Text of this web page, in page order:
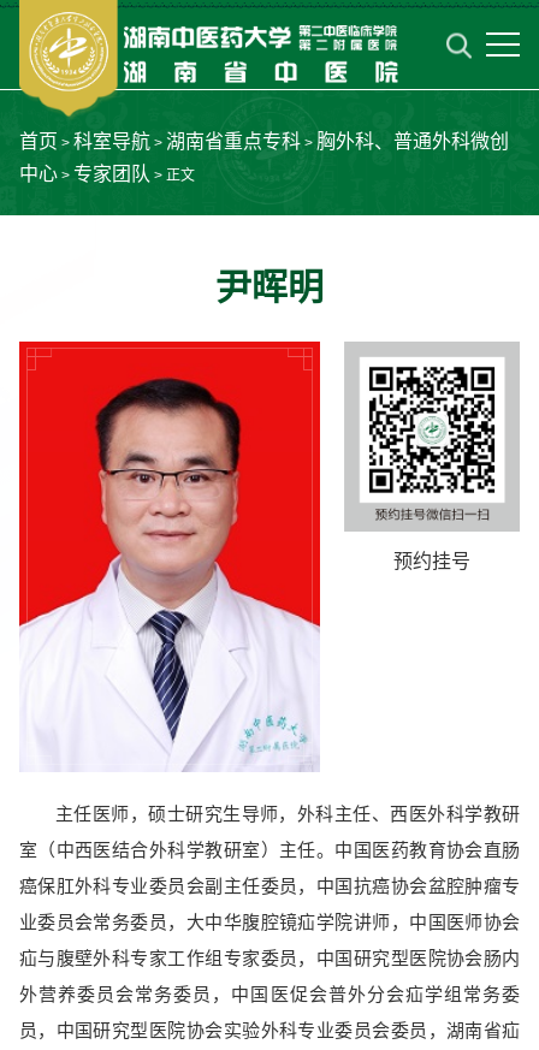
首页 > 科室导航> 湖南省重点专科> 胸外科、普通外科微创
中心> 专家团队 > 正文
尹晖明
预约挂号
主任医师，硕士研究生导师，外科主任、西医外科学教研
室（中西医结合外科学教研室）主任。中国医药教育协会直肠
癌保肛外科专业委员会副主任委员，中国抗癌协会盆腔肿瘤专
业委员会常务委员，大中华腹腔镜疝学院讲师，中国医师协会
疝与腹壁外科专家工作组专家委员，中国研究型医院协会肠内
外营养委员会常务委员，中国医促会普外分会疝学组常务委
员，中国研究型医院协会实验外科专业委员会委员，湖南省疝